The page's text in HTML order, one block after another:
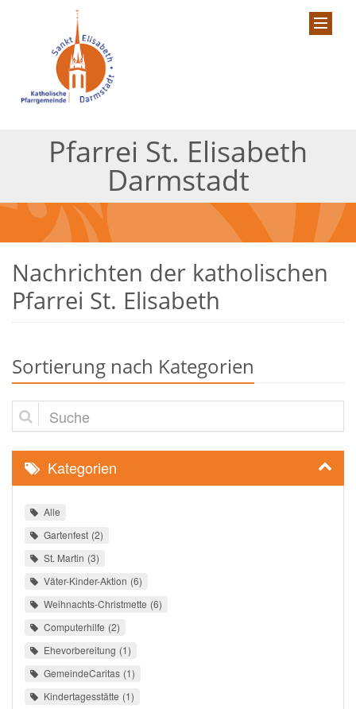
Pfarrei St. Elisabeth
Darmstadt
Nachrichten der katholischen
Pfarrei St. Elisabeth
Sortierung nach Kategorien
Suche
Kategorien
Alle
Gartenfest 2
St. Martin 3
Väter-Kinder-Aktion 6
Weihnachts-Christmette 6
Computerhilfe 2
Ehevorbereitung 1
GemeindeCaritas 1
Kindertagesstätte 1